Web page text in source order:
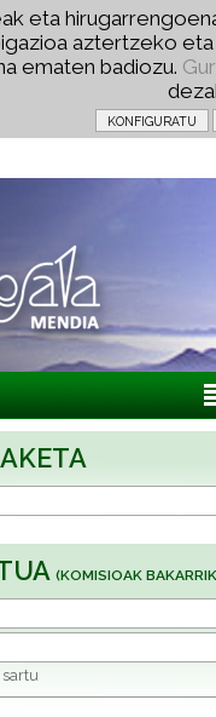
eta
aztertzeko
ematen badiozu.
(KOMISIOAK
sartu